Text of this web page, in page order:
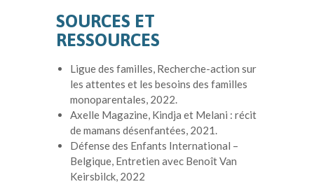
SOURCES ET
RESSOURCES
Ligue des familles, Recherche-action sur
les attentes et les besoins des familles
monoparentales, 2022.
Axelle Magazine, Kindja et Melani : récit
de mamans désenfantées, 2021.
Défense des Enfants International –
Belgique, Entretien avec Benoît Van
Keirsbilck, 2022